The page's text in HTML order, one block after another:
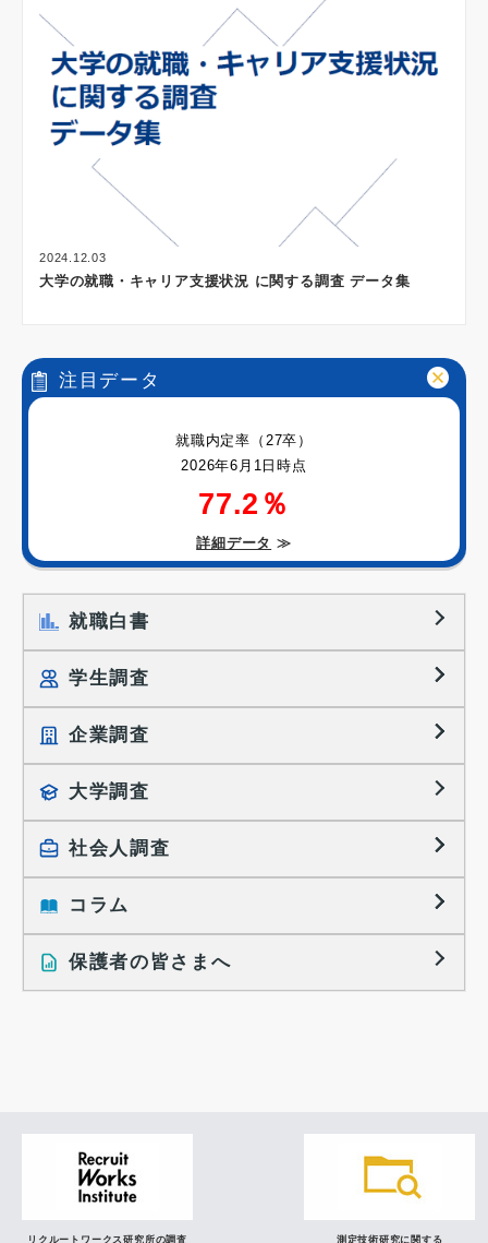
2024.12.03
大学の就職・キャリア支援状況 に関する調査 データ集
注目データ
就職内定率（27卒）
2026年6月1日時点
77.2％
詳細データ ≫
就職白書
学生調査
就職プロセス調査
就職活動TOPICS
大学生の実態調査
働きたい組織の特徴
大学生の地域間移動レポート
就職活動に関するレポート
企業調査
採用に関する調査
採用活動に関するレポート
大学調査
社会人調査
就職活動と入社後の就業
就業レディネス研究
コラム
インタビュー記事
保護者の皆さまへ
リクルートワークス研究所の調査 測定技術研究に関する